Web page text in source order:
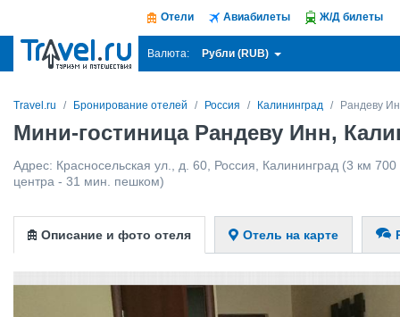
Отели Авиабилеты Ж/Д билеты
Валюта: Рубли (RUB)
Travel.ru Бронирование отелей Россия Калининград Рандеву
Мини-гостиница Рандеву Инн,
Адрес: Красносельская ул., д. 60 Россия Калининград (3 км 700
центра - 31 мин. пешком)
Описание и фото отеля Отель на карте